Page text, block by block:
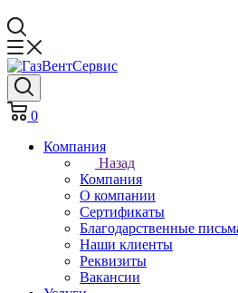
0
Компания
Назад
Компания
О компании
Сертификаты
Благодарственные
Наши клиенты
Реквизиты
Вакансии